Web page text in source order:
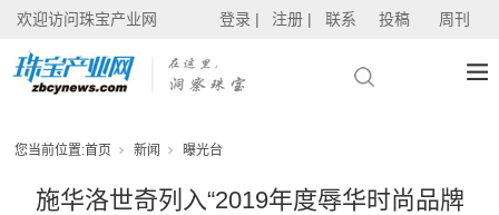
欢迎访问珠宝产业网 登录 | 注册 | 联系 投稿 周刊
您当前位置:首页 新闻 曝光台
施华洛世奇列入“2019年度辱华时尚品牌